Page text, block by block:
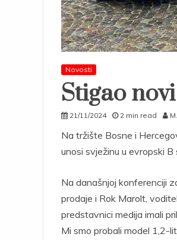
Novosti
Stigao
21/11/2024 2 min read
Na tržište Bosne i
unosi svježinu u evropski
Na današnjoj konferenciji
prodaje i Rok Marolt,
predstavnici medija imali
Mi smo probali model 1,2-